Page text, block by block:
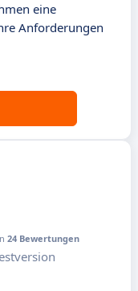
eine
Anforderungen
24 Bewertungen